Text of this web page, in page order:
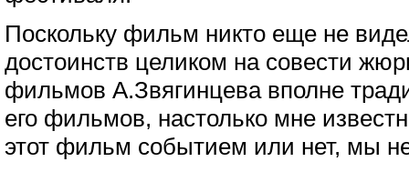
Поскольку фильм никто еще не
достоинств целиком на совести
фильмов А.Звягинцева вполне
его фильмов, настолько мне
этот фильм событием или нет, мы